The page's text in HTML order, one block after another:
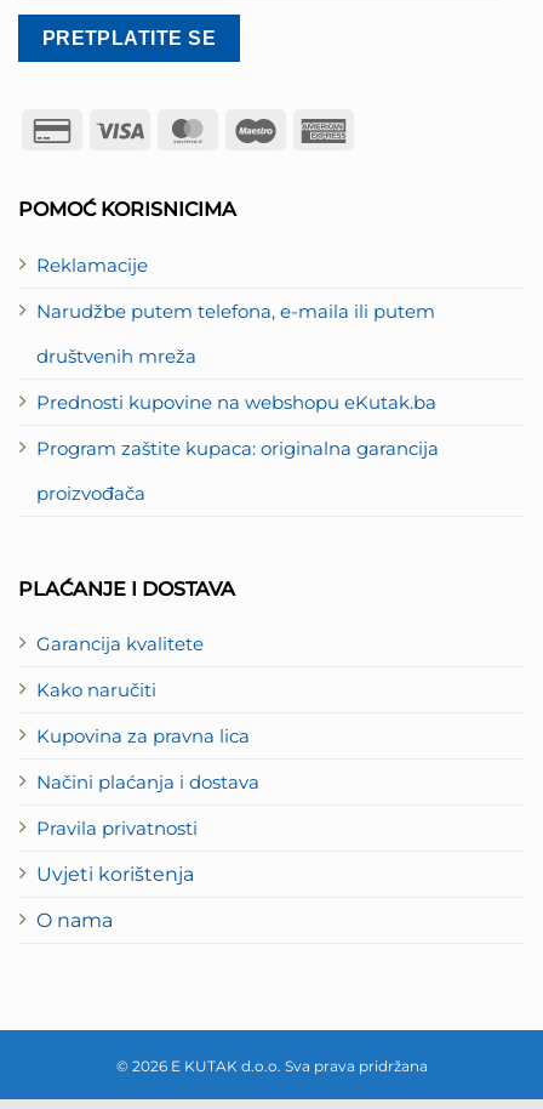
POMOĆ KORISNICIMA
Reklamacije
Narudžbe putem telefona, e-maila ili putem
društvenih mreža
Prednosti kupovine na webshopu eKutak.ba
Program zaštite kupaca: originalna garancija
proizvođača
PLAĆANJE I DOSTAVA
Garancija kvalitete
Kako naručiti
Kupovina za pravna lica
Načini plaćanja i dostava
Pravila privatnosti
Uvjeti korištenja
O nama
Credit
Visa MasterCard
Maestro
© 2026 E KUTAK d.o.o. Sva prava pridržana